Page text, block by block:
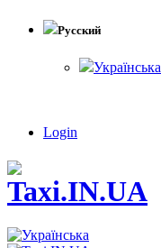
Русский
Українська
Login